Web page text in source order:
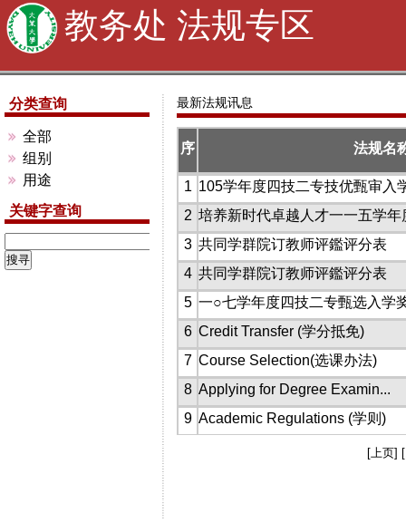
教务处 法规专区
分类查询
全部
组别
用途
关键字查询
最新法规讯息
序 法规名
1 105学年度四技二专技优甄审入
2 培养新时代卓越人才一一五学
3 共同学群院订教师评鑑评分表
4 共同学群院订教师评鑑评分表
5 一○七学年度四技二专甄选入学
6 Credit Transfer (学分抵免)
7 Course Selection(选课办法)
8 Applying for Degree Examin...
9 Academic Regulations (学则)
[上页]